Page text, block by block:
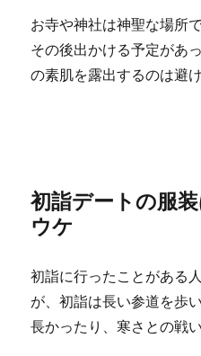
お寺や神社は神聖な場所で
その後出かける予定があ
の素肌を露出するのは避
初詣デートの服
ウケ
初詣に行ったことがある
が、初詣は長い参道を歩
長かったり、寒さとの戦